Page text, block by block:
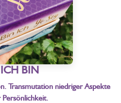
BIN
Transmutation niedriger Aspekte
Persönlichkeit.